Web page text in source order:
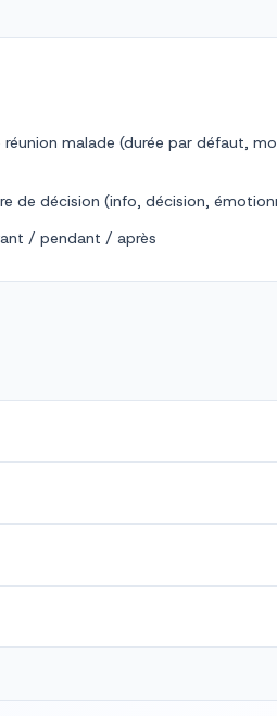
malade (durée par défaut,
de décision (info, décision,
/ pendant / après